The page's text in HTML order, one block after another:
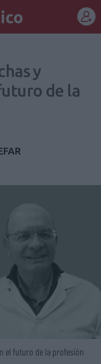
y
de la
el futuro de la profesión